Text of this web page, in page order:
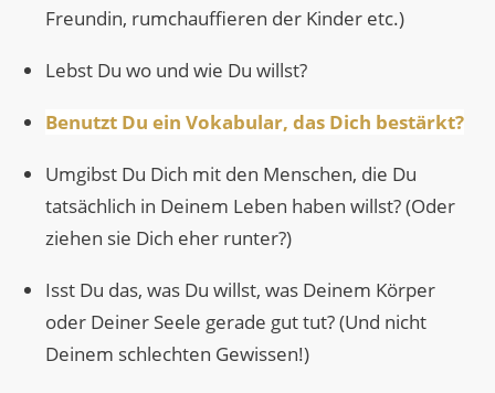
Freundin, rumchauffieren der Kinder etc.)
Lebst Du wo und wie Du willst?
Benutzt Du ein Vokabular, das Dich bestärkt?
Umgibst Du Dich mit den Menschen, die Du
tatsächlich in Deinem Leben haben willst? (Oder
ziehen sie Dich eher runter?)
Isst Du das, was Du willst, was Deinem Körper
oder Deiner Seele gerade gut tut? (Und nicht
Deinem schlechten Gewissen!)